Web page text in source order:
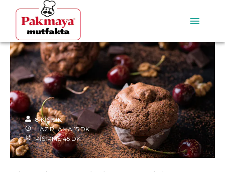
8 KİŞİLİK
HAZIRLAMA 15 DK
PİŞİRME 45 DK